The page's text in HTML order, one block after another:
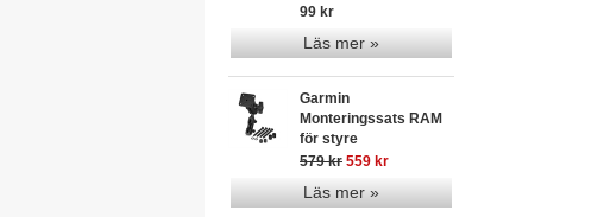
99 kr
Läs mer »
Garmin
Monteringssats RAM
för styre
579 kr 559 kr
Läs mer »